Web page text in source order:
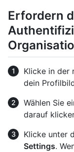
Erfordern
Klicke in der
dein
Wählen Sie
darauf
Klicke unter
Settings.